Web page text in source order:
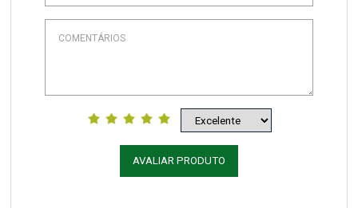
AVALIAR PRODUTO